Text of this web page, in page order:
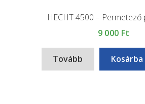
HECHT 4500 – Permetező
9 000 Ft
Tovább